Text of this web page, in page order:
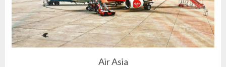
Air Asia